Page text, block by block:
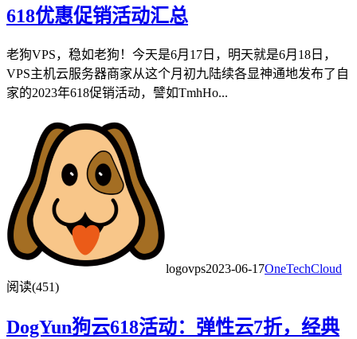
618优惠促销活动汇总
老狗VPS，稳如老狗！今天是6月17日，明天就是6月18日，
VPS主机云服务器商家从这个月初九陆续各显神通地发布了自
家的2023年618促销活动，譬如TmhHo...
logovps2023-06-17OneTechCloud
阅读(451)
DogYun狗云618活动：弹性云7折，经典